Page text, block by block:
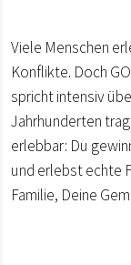
Viele Menschen
Konflikte. Doch
spricht intensiv
Jahrhunderten
erlebbar: Du
und erlebst echte
Familie, Deine